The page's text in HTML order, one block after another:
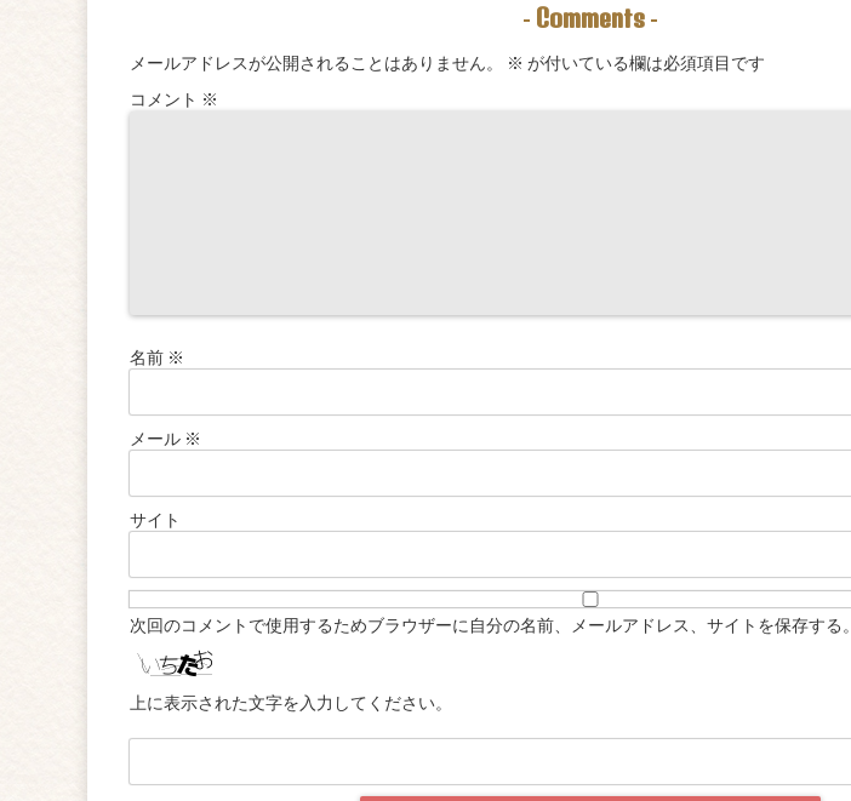
- Comments -
メールアドレスが公開されることはありません。 ※ が付いている欄は必須項目です
コメント ※
名前 ※
メール ※
サイト
次回のコメントで使用するためブラウザーに自分の名前、メールアドレス、サイトを保存する。
上に表示された文字を入力してください。